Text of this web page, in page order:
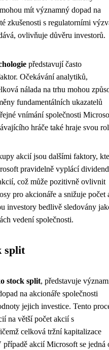
mít významný dopad na
zkušenosti s regulatorními
ovlivňuje důvěru investorů.
představují často
Očekávání analytiků,
nálada na trhu mohou
fundamentálních ukazatelů
vnímání společnosti
hráče také hraje svou
akcií jsou dalšími faktory,
pravidelně vyplácí
což může pozitivně ovlivnit
pro akcionáře a snižuje počet
investory bedlivě sledovány
vedení společnosti.
split
stock split, představuje
na akcionáře společnosti
jejich investice. Tento
na větší počet akcií s
celková tržní kapitalizace
případě akcií Microsoft se jedná